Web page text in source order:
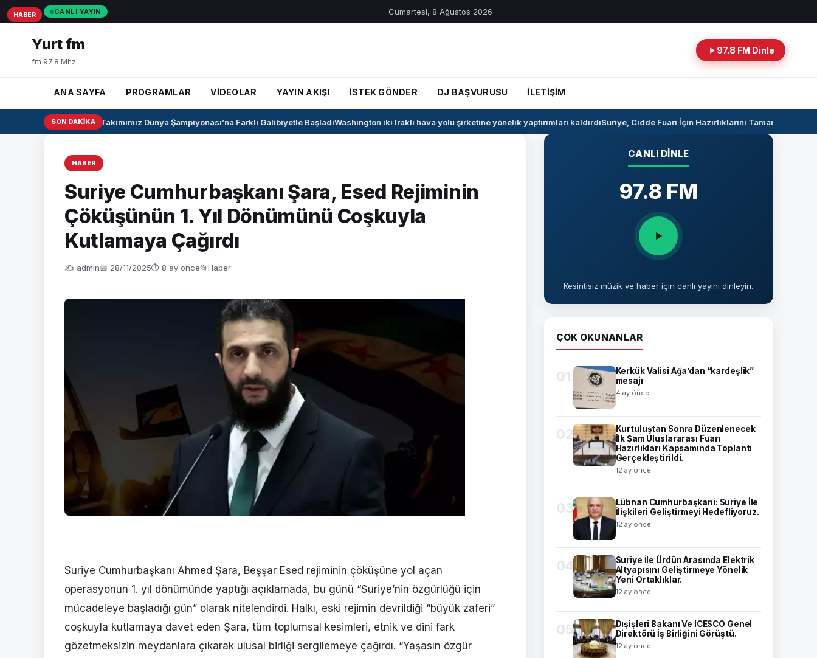
CANLI YAYIN Cumartesi, 8 Ağustos 2026
Yurt fm
fm 97.8 Mhz
97.8 FM Dinle
ANA SAYFA PROGRAMLAR VİDEOLAR YAYIN AKIŞI İSTEK GÖNDER DJ BAŞVURUSU İLETİŞİM
SON DAKIKA
U17 Kız Milli Takımımız Dünya Şampiyonası’na Farklı Galibiyetle BaşladıWashington iki Iraklı hava yolu şirketine yönelik yaptırımları kaldırdıSuriye, Cidde Fuarı İçin Hazırlıklarını Tamamlıyor
HABER
Suriye Cumhurbaşkanı Şara, Esed Rejiminin
Çöküşünün 1. Yıl Dönümünü Coşkuyla
Kutlamaya Çağırdı
✍️ admin📅 28/11/2025⏱ 8 ay önce📂Haber
Suriye Cumhurbaşkanı Ahmed Şara, Beşşar Esed rejiminin çöküşüne yol açan
operasyonun 1. yıl dönümünde yaptığı açıklamada, bu günü “Suriye’nin özgürlüğü için
mücadeleye başladığı gün” olarak nitelendirdi. Halkı, eski rejimin devrildiği “büyük zaferi”
coşkuyla kutlamaya davet eden Şara, tüm toplumsal kesimleri, etnik ve dini fark
gözetmeksizin meydanlara çıkarak ulusal birliği sergilemeye çağırdı. “Yaşasın özgür
HABER
HABER
HABER
CANLI DINLE
97.8 FM
Kesintisiz müzik ve haber için canlı yayını dinleyin.
ÇOK OKUNANLAR
01
Kerkük Valisi Ağa’dan “kardeşlik”
mesajı
4 ay önce
02
Kurtuluştan Sonra Düzenlenecek
İlk Şam Uluslararası Fuarı
Hazırlıkları Kapsamında Toplantı
Gerçekleştirildi.
12 ay önce
03
Lübnan Cumhurbaşkanı: Suriye İle
İlişkileri Geliştirmeyi Hedefliyoruz.
12 ay önce
04
Suriye İle Ürdün Arasında Elektrik
Altyapısını Geliştirmeye Yönelik
Yeni Ortaklıklar.
12 ay önce
05
Dışişleri Bakanı Ve ICESCO Genel
Direktörü İş Birliğini Görüştü.
12 ay önce